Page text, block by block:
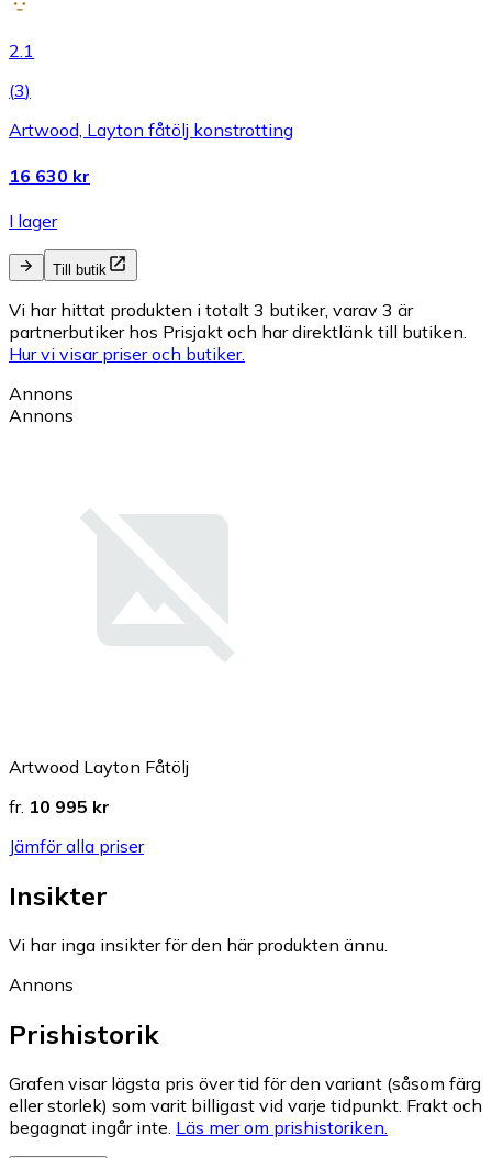
2.1
(3)
Artwood, Layton fåtölj konstrotting
16 630 kr
I lager
Till butik
Vi har hittat produkten i totalt 3 butiker, varav 3 är
partnerbutiker hos Prisjakt och har direktlänk till butiken.
Hur vi visar priser och butiker.
Annons
Annons
Artwood Layton Fåtölj
fr. 10 995 kr
Jämför alla priser
Insikter
Vi har inga insikter för den här produkten ännu.
Annons
Prishistorik
Grafen visar lägsta pris över tid för den variant (såsom färg
eller storlek) som varit billigast vid varje tidpunkt. Frakt och
begagnat ingår inte. Läs mer om prishistoriken.